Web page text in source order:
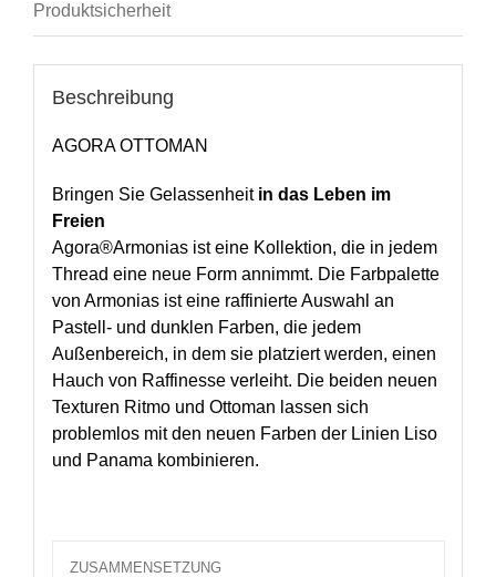
Produktsicherheit
Beschreibung
AGORA OTTOMAN
Bringen Sie Gelassenheit in das Leben im
Freien
Agora®Armonias ist eine Kollektion, die in jedem
Thread eine neue Form annimmt. Die Farbpalette
von Armonias ist eine raffinierte Auswahl an
Pastell- und dunklen Farben, die jedem
Außenbereich, in dem sie platziert werden, einen
Hauch von Raffinesse verleiht. Die beiden neuen
Texturen Ritmo und Ottoman lassen sich
problemlos mit den neuen Farben der Linien Liso
und Panama kombinieren.
ZUSAMMENSETZUNG